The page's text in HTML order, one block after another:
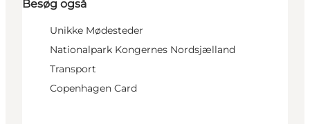
Besøg også
Unikke Mødesteder
Nationalpark Kongernes Nordsjælland
Transport
Copenhagen Card